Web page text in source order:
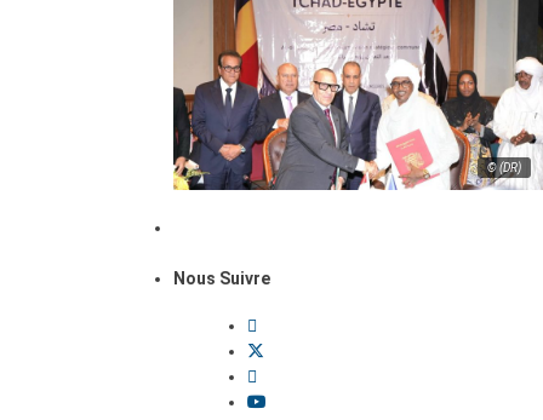
© (DR)
Nous Suivre